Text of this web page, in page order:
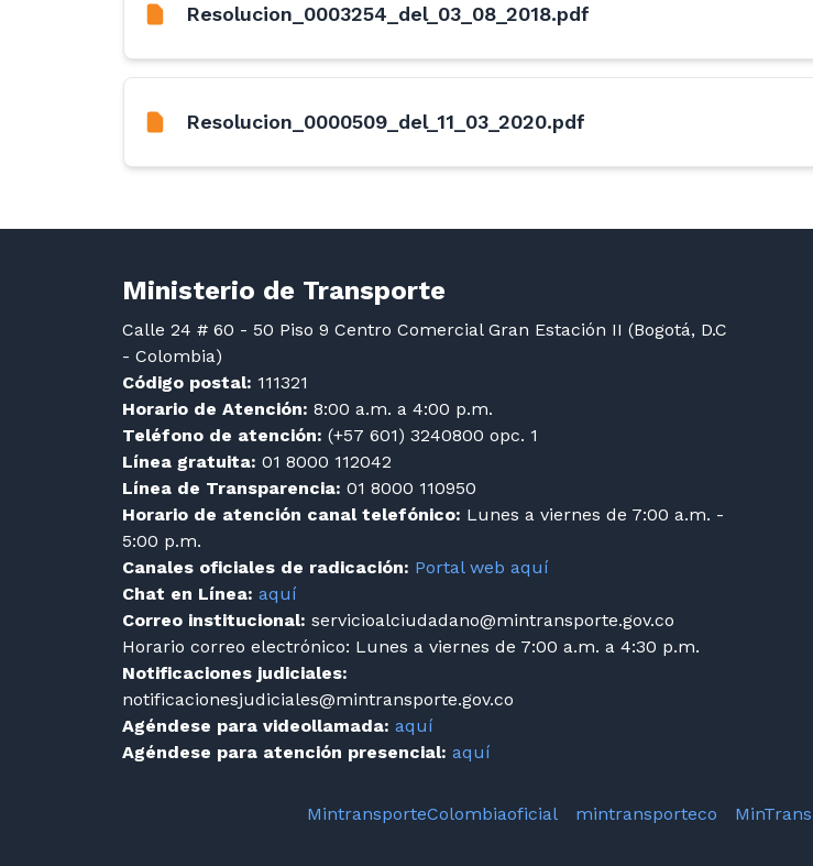
Resolucion_0003254_del_03_08_2018.pdf
Resolucion_0000509_del_11_03_2020.pdf
Ministerio de Transporte
Calle 24 # 60 - 50 Piso 9 Centro Comercial Gran Estación II (Bogotá, D.C
- Colombia)
Código postal: 111321
Horario de Atención: 8:00 a.m. a 4:00 p.m.
Teléfono de atención: (+57 601) 3240800 opc. 1
Línea gratuita: 01 8000 112042
Línea de Transparencia: 01 8000 110950
Horario de atención canal telefónico: Lunes a viernes de 7:00 a.m. -
5:00 p.m.
Canales oficiales de radicación: Portal web aquí
Chat en Línea: aquí
Correo institucional: servicioalciudadano@mintransporte.gov.co
Horario correo electrónico: Lunes a viernes de 7:00 a.m. a 4:30 p.m.
Notificaciones judiciales:
notificacionesjudiciales@mintransporte.gov.co
Agéndese para videollamada: aquí
Agéndese para atención presencial: aquí
MintransporteColombiaoficial mintransporteco